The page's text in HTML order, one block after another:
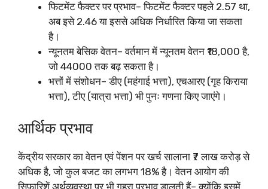
फिटमेंट फैक्टर पर प्रभाव– फिटमेंट फैक्टर पहले 2.57 था,
अब इसे 2.46 या इससे अधिक निर्धारित किया जा सकता
है।
न्यूनतम बेसिक वेतन– वर्तमान में न्यूनतम वेतन ₹18,000 है,
जो 44000 तक बढ़ सकता है।
भत्तों में संशोधन– डीए (महंगाई भत्ता), एचआरए (गृह किराया
भत्ता), टीए (यात्रा भत्ता) भी पुनः गणना किए जाएंगे।​
आर्थिक प्रभाव
केंद्रीय सरकार का वेतन एवं पेंशन पर खर्च सालाना ₹7 लाख करोड़ से
अधिक है, जो कुल बजट का लगभग 18% है। वेतन आयोग की
सिफारिशें अर्थव्यवस्था पर भी गहरा प्रभाव डालती हैं– क्योंकि इसमें